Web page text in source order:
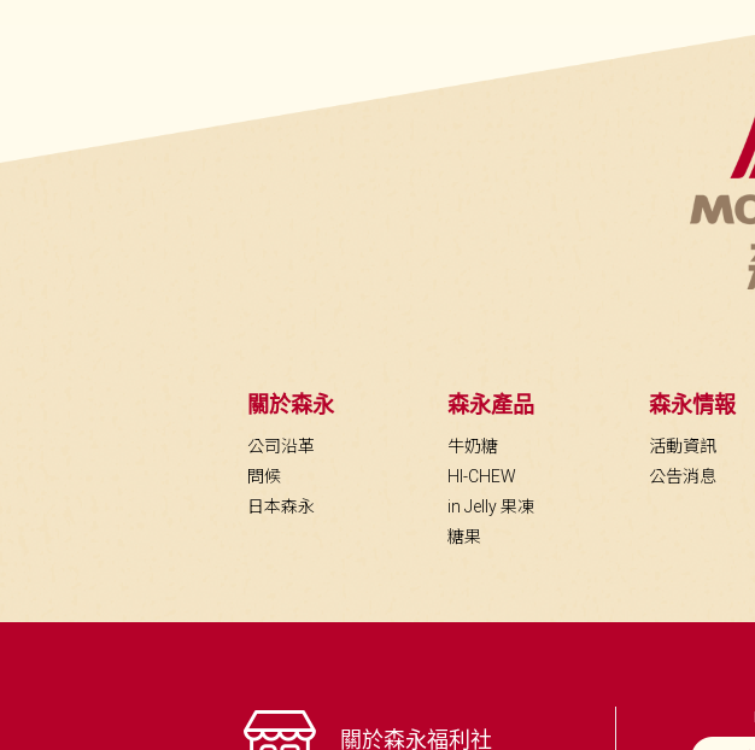
關於森永
公司沿革
問候
日本森永
森永產品
牛奶糖
HI-CHEW
in Jelly 果凍
糖果
森永情報
活動資訊
公告消息
關於森永福利社